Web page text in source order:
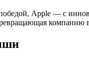
Apple — с
компанию